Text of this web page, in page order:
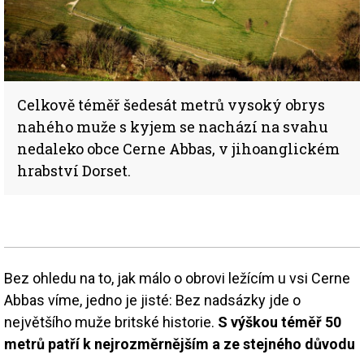
Celkově téměř šedesát metrů vysoký obrys
nahého muže s kyjem se nachází na svahu
nedaleko obce Cerne Abbas, v jihoanglickém
hrabství Dorset.
Bez ohledu na to, jak málo o obrovi ležícím u vsi Cerne
Abbas víme, jedno je jisté: Bez nadsázky jde o
největšího muže britské historie. S výškou téměř 50
metrů patří k nejrozměrnějším a ze stejného důvodu